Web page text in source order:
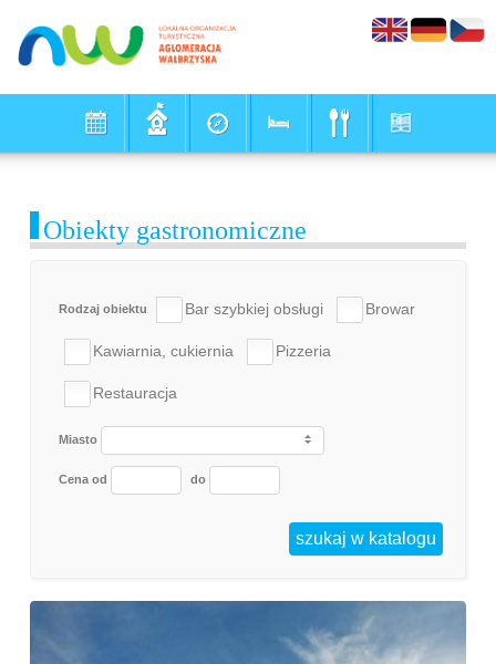
Obiekty gastronomiczne
Rodzaj obiektu Bar szybkiej obsługi Browar
Kawiarnia, cukiernia Pizzeria
Restauracja
Miasto
Cena od do